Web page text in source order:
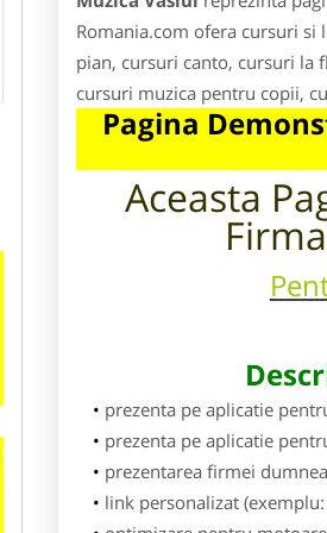
Romania.com ofera cursuri si
pian, cursuri canto, cursuri la
cursuri muzica pentru copii,
Pagina
Aceasta
prezenta pe aplicatie
prezenta pe aplicatie
prezentarea firmei
link personalizat (exemplu: